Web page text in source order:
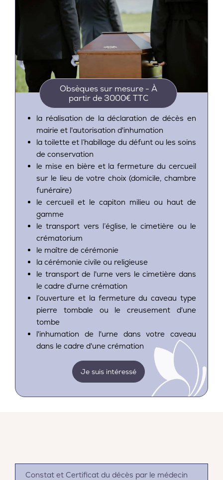
Obsèques sur mesure - À
partir de 3000€ TTC
la réalisation de la déclaration de décès en
mairie et l'autorisation d'inhumation
la toilette et l’habillage du défunt ou les soins
de conservation
le mise en bière et la fermeture du cercueil
sur le lieu de votre choix (domicile, chambre
funéraire)
le cercueil et le capiton milieu ou haut de
gamme
le transport vers l’église, le cimetière ou le
crématorium
le maître de cérémonie
la cérémonie civile ou religieuse
le transport de l'urne vers le cimetière dans
le cadre d'urne crémation
l’ouverture et la fermeture du caveau type
pierre tombale ou le creusement d'une
tombe
l'inhumation de l'urne dans votre caveau
dans le cadre d'une crémation
Je suis intéressé
Constat et Certificat du décès par le médecin